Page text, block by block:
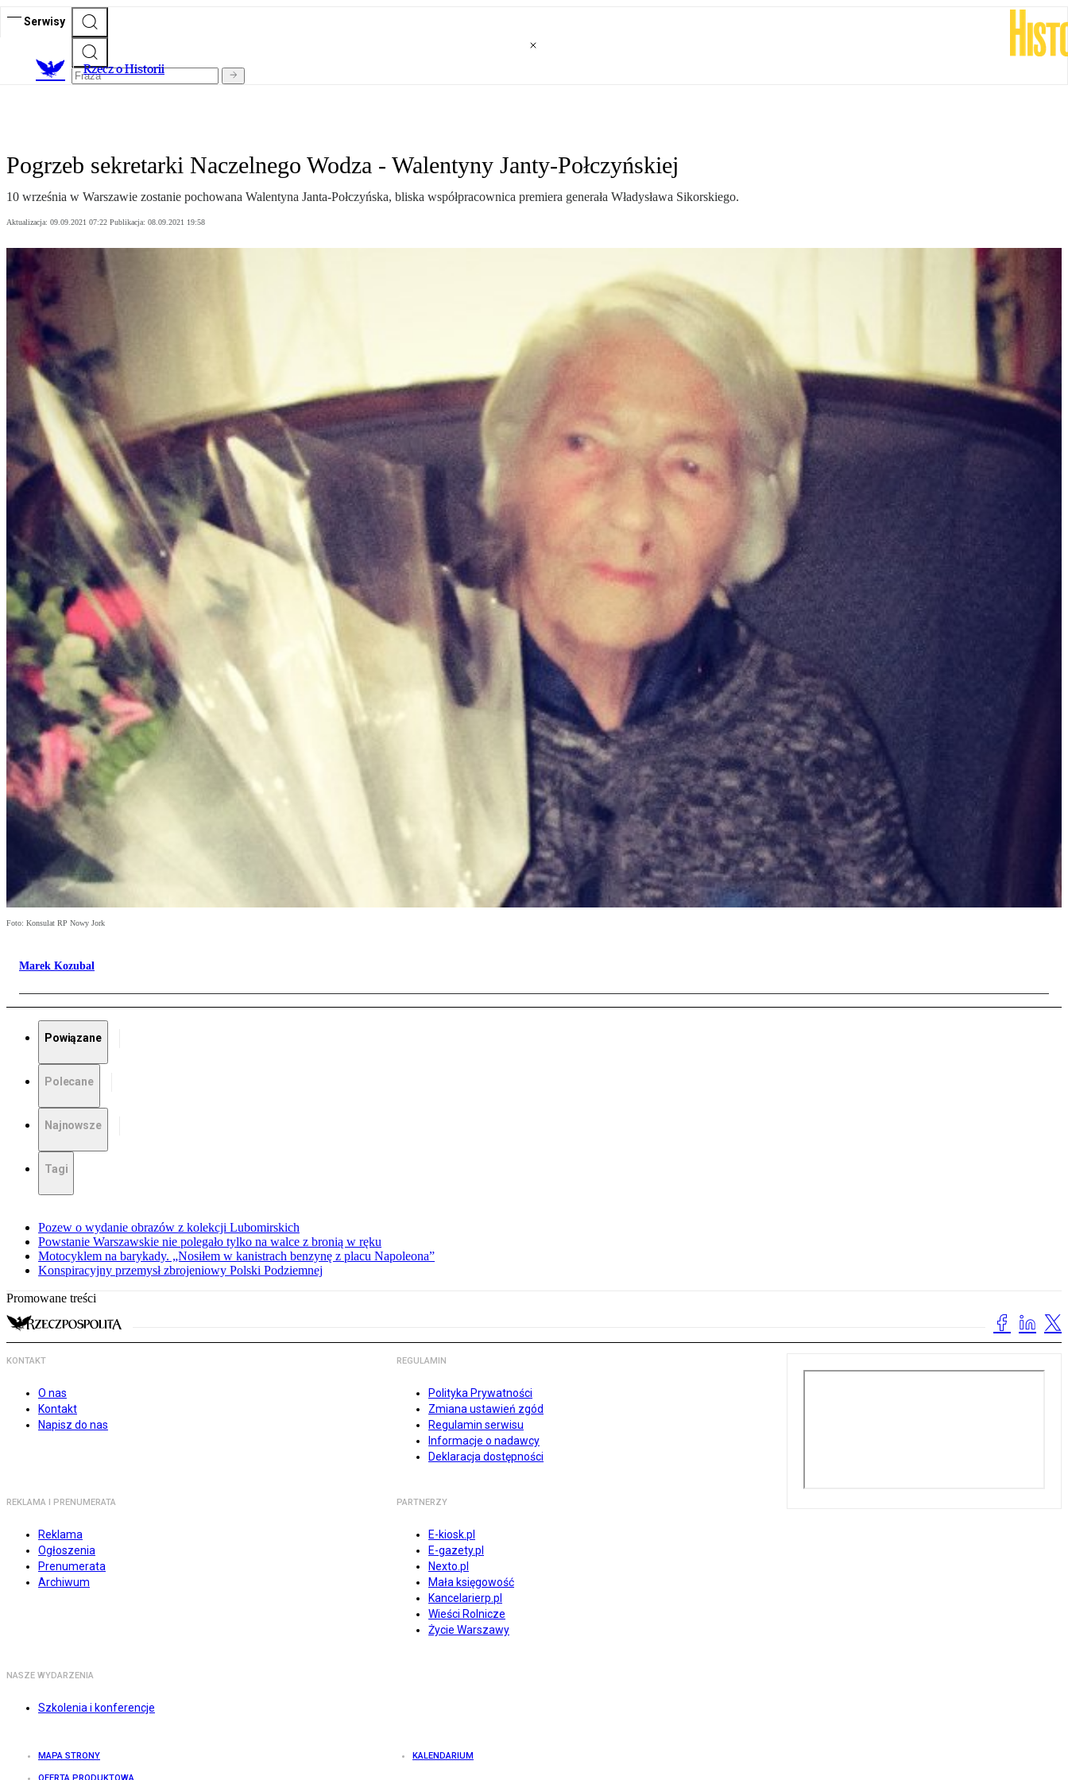
Serwisy
Rzecz o Historii
Pogrzeb sekretarki Naczelnego Wodza - Walentyny Janty-Połczyńskiej
10 września w Warszawie zostanie pochowana Walentyna Janta-Połczyńska, bliska współpracownica premiera generała Władysława Sikorskiego.
Aktualizacja: 09.09.2021 07:22 Publikacja: 08.09.2021 19:58
Foto: Konsulat RP Nowy Jork
Marek Kozubal
Powiązane
Polecane
Najnowsze
Tagi
Pozew o wydanie obrazów z kolekcji Lubomirskich
Powstanie Warszawskie nie polegało tylko na walce z bronią w ręku
Motocyklem na barykady. „Nosiłem w kanistrach benzynę z placu Napoleona”
Konspiracyjny przemysł zbrojeniowy Polski Podziemnej
Promowane treści
KONTAKT
O nas
Kontakt
Napisz do nas
REGULAMIN
Polityka Prywatności
Zmiana ustawień zgód
Regulamin serwisu
Informacje o nadawcy
Deklaracja dostępności
REKLAMA I PRENUMERATA
Reklama
Ogłoszenia
Prenumerata
Archiwum
PARTNERZY
E-kiosk.pl
E-gazety.pl
Nexto.pl
Mała księgowość
Kancelarierp.pl
Wieści Rolnicze
Życie Warszawy
NASZE WYDARZENIA
Szkolenia i konferencje
MAPA STRONY KALENDARIUM